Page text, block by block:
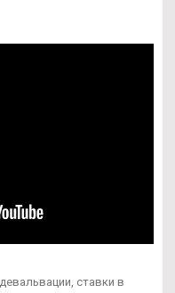
ставки в